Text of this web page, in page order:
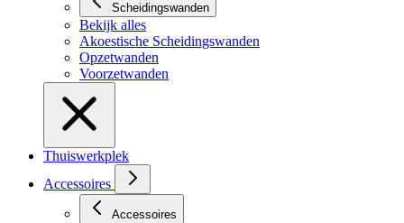
Scheidingswanden
Bekijk alles
Akoestische Scheidingswanden
Opzetwanden
Voorzetwanden
Thuiswerkplek
Accessoires
Accessoires